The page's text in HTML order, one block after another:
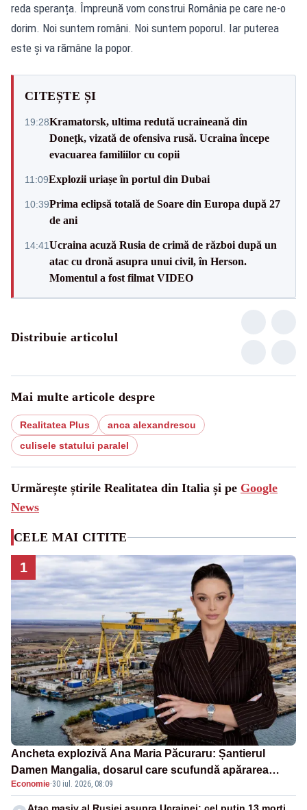
reda speranța. Împreună vom construi România pe care ne-o
dorim. Noi suntem români. Noi suntem poporul. Iar puterea
este și va rămâne la popor.
CITEȘTE ȘI
19:28Kramatorsk, ultima redută ucraineană din
Donețk, vizată de ofensiva rusă. Ucraina începe
evacuarea familiilor cu copii
11:09Explozii uriașe în portul din Dubai
10:39Prima eclipsă totală de Soare din Europa după 27
de ani
14:41Ucraina acuză Rusia de crimă de război după un
atac cu dronă asupra unui civil, în Herson.
Momentul a fost filmat VIDEO
Distribuie articolul
Mai multe articole despre
Realitatea Plus
anca alexandrescu
culisele statului paralel
Urmărește știrile Realitatea din Italia și pe Google
News
CELE MAI CITITE
1
Ancheta explozivă Ana Maria Păcuraru: Șantierul
Damen Mangalia, dosarul care scufundă apărarea
României
Economie·30 iul. 2026, 08:09
Atac masiv al Rusiei asupra Ucrainei: cel puțin 13 morți,